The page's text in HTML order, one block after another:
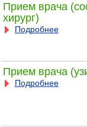
Прием врача
хирург)
Подробнее
Прием врача
Подробнее